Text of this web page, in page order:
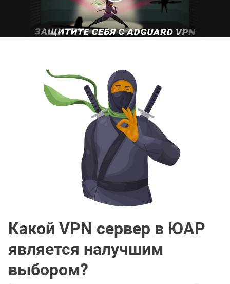
Какой VPN сервер в ЮАР
является налучшим
выбором?